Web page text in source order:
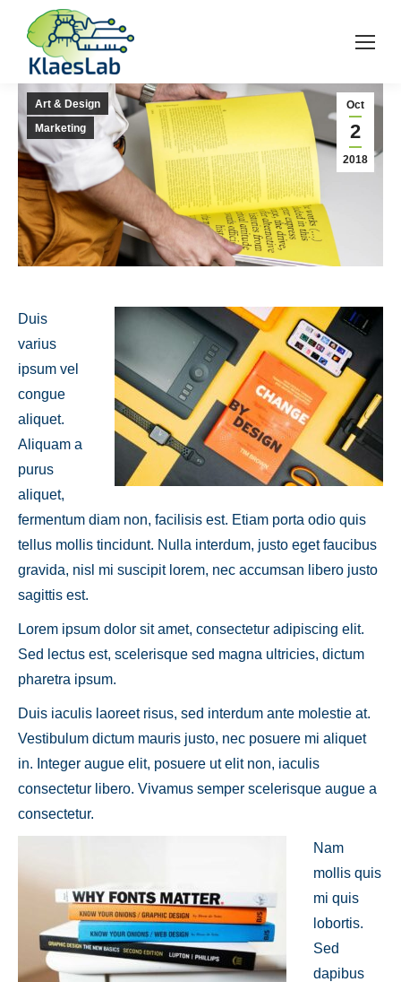
Oct
2
2018
Art & Design
Marketing
Duis
varius
ipsum vel
congue
aliquet.
Aliquam a
purus
aliquet,
fermentum diam non, facilisis est. Etiam porta odio quis
tellus mollis tincidunt. Nulla interdum, justo eget faucibus
gravida, nisl mi suscipit lorem, nec accumsan libero justo
sagittis est.
Lorem ipsum dolor sit amet, consectetur adipiscing elit.
Sed lectus est, scelerisque sed magna ultricies, dictum
pharetra ipsum.
Duis iaculis laoreet risus, sed interdum ante molestie at.
Vestibulum dictum mauris justo, nec posuere mi aliquet
in. Integer augue elit, posuere ut elit non, iaculis
consectetur libero. Vivamus semper scelerisque augue a
consectetur.
Nam
mollis quis
mi quis
lobortis.
Sed
dapibus